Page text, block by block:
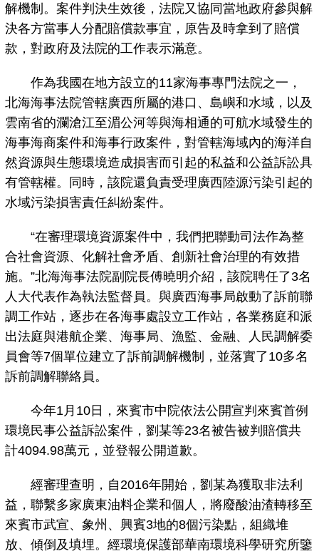
解機制。案件判決生效後，法院又協同當地政府參與解
決各方當事人分配賠償款事宜，原告及時拿到了賠償
款，對政府及法院的工作表示滿意。
作為我國在地方設立的11家海事專門法院之一，
北海海事法院管轄廣西所屬的港口、島嶼和水域，以及
雲南省的瀾滄江至湄公河等與海相通的可航水域發生的
海事海商案件和海事行政案件，對管轄海域內的海洋自
然資源與生態環境造成損害而引起的私益和公益訴訟具
有管轄權。同時，該院還負責受理廣西陸源污染引起的
水域污染損害責任糾紛案件。
“在審理環境資源案件中，我們把聯動司法作為整
合社會資源、化解社會矛盾、創新社會治理的有效措
施。”北海海事法院副院長傅曉明介紹，該院聘任了3名
人大代表作為執法監督員。與廣西海事局啟動了訴前聯
調工作站，逐步在各海事處設立工作站，各業務庭和派
出法庭與港航企業、海事局、漁監、金融、人民調解委
員會等7個單位建立了訴前調解機制，並落實了10多名
訴前調解聯絡員。
今年1月10日，來賓市中院依法公開宣判來賓首例
環境民事公益訴訟案件，劉某等23名被告被判賠償共
計4094.98萬元，並登報公開道歉。
經審理查明，自2016年開始，劉某為獲取非法利
益，聯繫多家廣東油料企業和個人，將廢酸油渣轉移至
來賓市武宣、象州、興賓3地的8個污染點，組織堆
放、傾倒及填埋。經環境保護部華南環境科學研究所鑒